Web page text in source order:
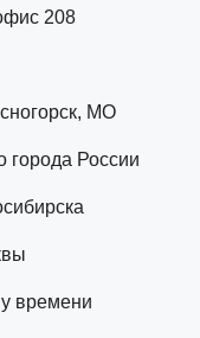
208
МО
города России
времени